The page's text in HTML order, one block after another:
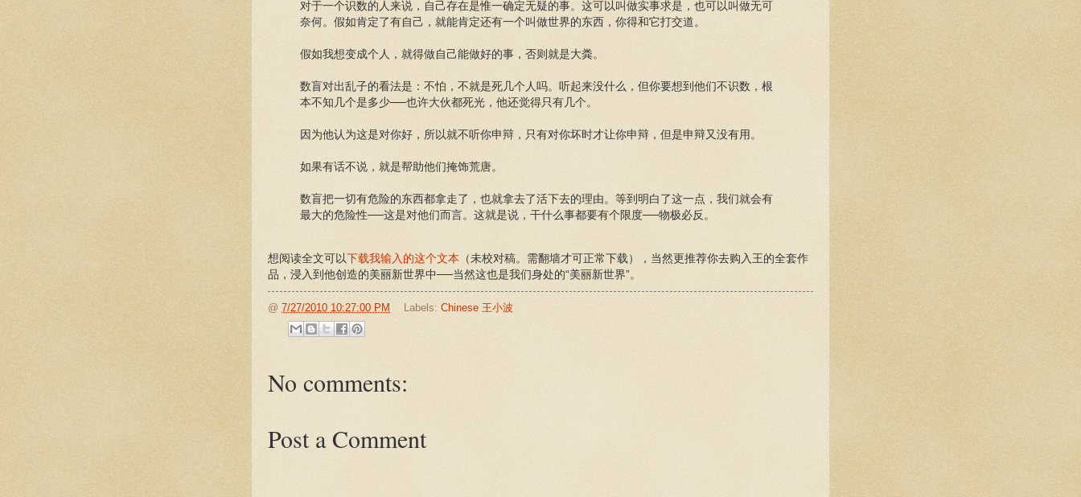
对于一个识数的人来说，自己存在是惟一确定无疑的事。这可以叫做实事求是，也可以叫做无可
奈何。假如肯定了有自己，就能肯定还有一个叫做世界的东西，你得和它打交道。
假如我想变成个人，就得做自己能做好的事，否则就是大粪。
数盲对出乱子的看法是：不怕，不就是死几个人吗。听起来没什么，但你要想到他们不识数，根
本不知几个是多少──也许大伙都死光，他还觉得只有几个。
因为他认为这是对你好，所以就不听你申辩，只有对你坏时才让你申辩，但是申辩又没有用。
如果有话不说，就是帮助他们掩饰荒唐。
数盲把一切有危险的东西都拿走了，也就拿去了活下去的理由。等到明白了这一点，我们就会有
最大的危险性──这是对他们而言。这就是说，干什么事都要有个限度──物极必反。
想阅读全文可以下载我输入的这个文本 （未校对稿。需翻墙才可正常下载），当然更推荐你去购入王的全套作
品，浸入到他创造的美丽新世界中──当然这也是我们身处的“美丽新世界”。
@ 7/27/2010 10:27:00 PM Labels: Chinese 王小波
No comments:
Post a Comment